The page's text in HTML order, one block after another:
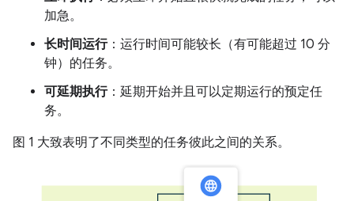
加急。
长时间运行：运行时间可能较长（有可能超过 10 分
钟）的任务。
可延期执行：延期开始并且可以定期运行的预定任
务。
图 1 大致表明了不同类型的任务彼此之间的关系。